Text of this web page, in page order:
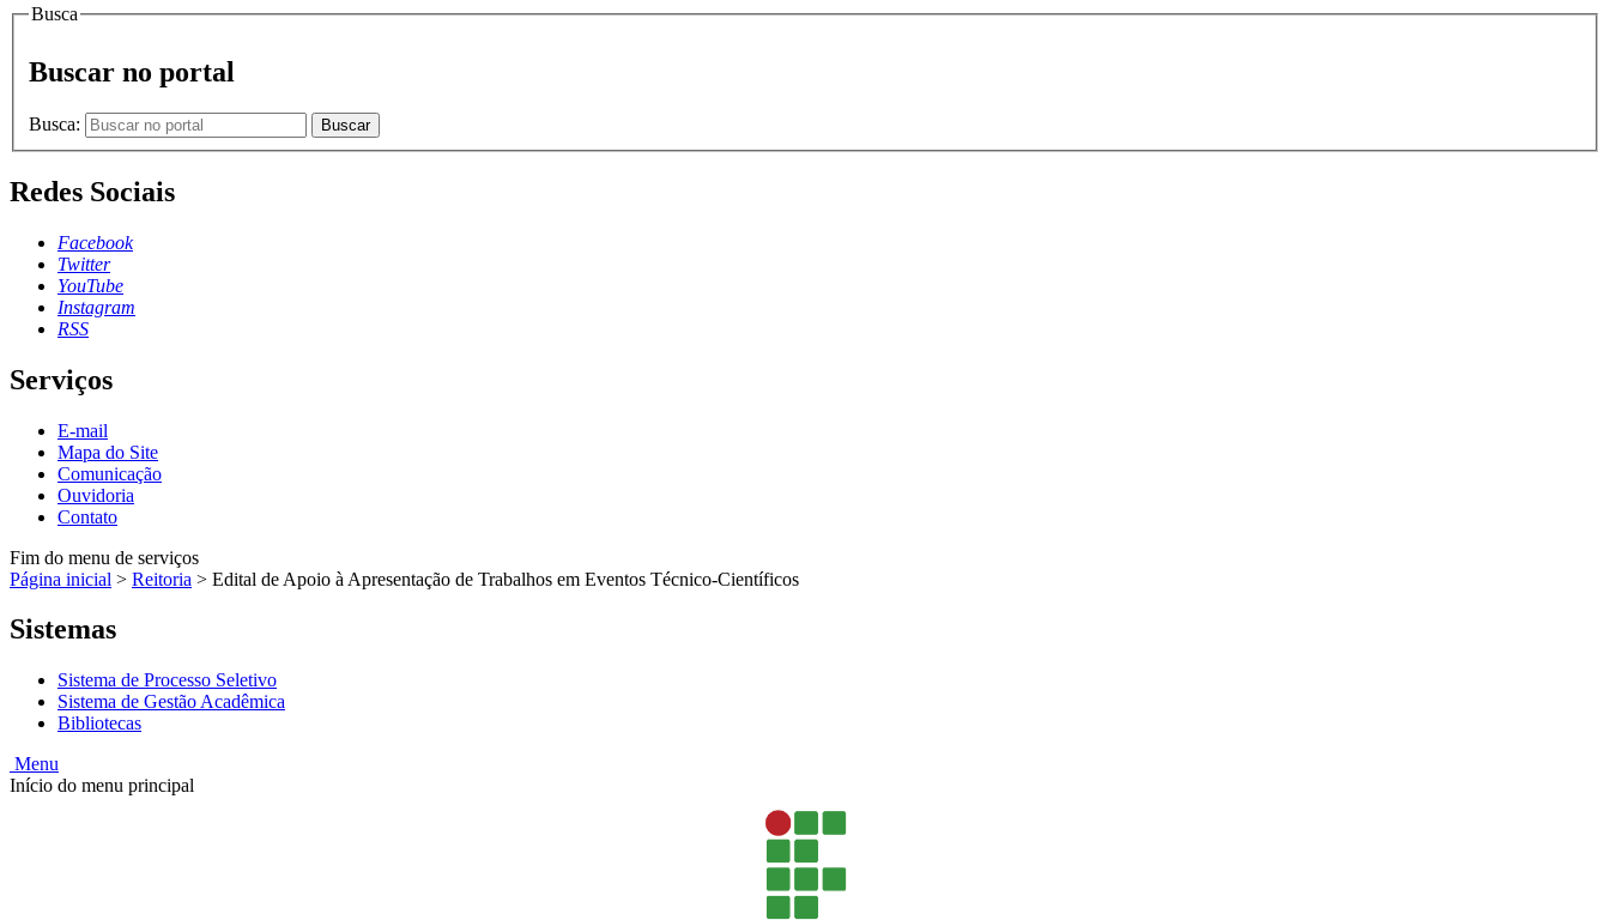
Busca
Buscar no portal
Busca: Buscar
Redes Sociais
Facebook
Twitter
YouTube
Instagram
RSS
Serviços
E-mail
Mapa do Site
Comunicação
Ouvidoria
Contato
Fim do menu de serviços
Página inicial > Reitoria > Edital de Apoio à Apresentação de Trabalhos em Eventos Técnico-Científicos
Sistemas
Sistema de Processo Seletivo
Sistema de Gestão Acadêmica
Bibliotecas
Menu
Início do menu principal